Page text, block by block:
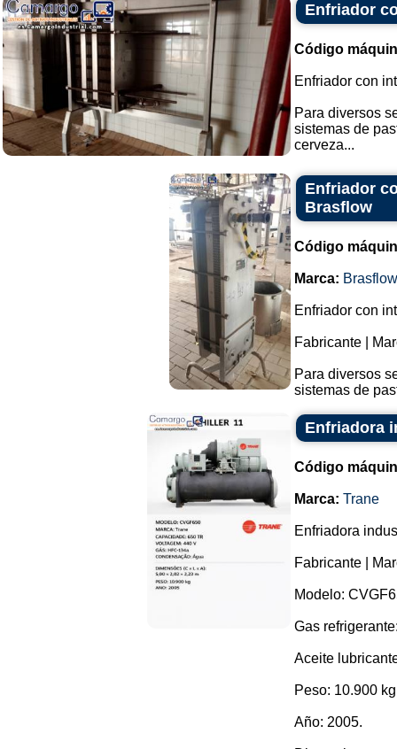
Enfriador
Código
Enfriador con
Para diversos
sistemas de
cerveza...
Enfriador
Brasflow
Código
Marca: Brasflow
Enfriador con
Fabricante |
Para diversos
sistemas de
Enfriadora
Código
Marca: Trane
Enfriadora
Fabricante |
Modelo:
Gas
Aceite
Peso: 10.900
Año: 2005.